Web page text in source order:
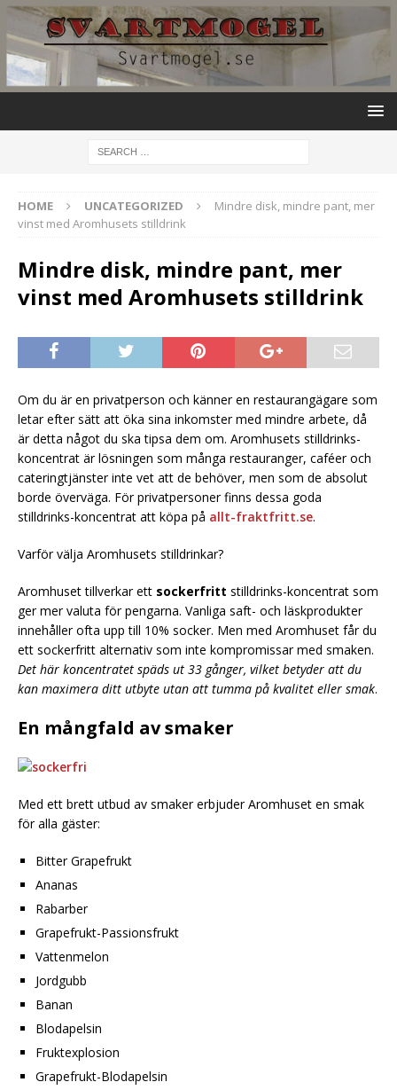
HOME UNCATEGORIZED
Mindre disk, mindre pant, mer
vinst med Aromhusets stilldrink
Mindre disk, mindre pant, mer
vinst med Aromhusets stilldrink
Om du är en privatperson och känner en restaurangägare som
letar efter sätt att öka sina inkomster med mindre arbete, då
är detta något du ska tipsa dem om. Aromhusets stilldrinks-
koncentrat är lösningen som många restauranger, caféer och
cateringtjänster inte vet att de behöver, men som de absolut
borde överväga. För privatpersoner finns dessa goda
stilldrinks-koncentrat att köpa på allt-fraktfritt.se.
Varför välja Aromhusets stilldrinkar?
Aromhuset tillverkar ett sockerfritt stilldrinks-koncentrat som
ger mer valuta för pengarna. Vanliga saft- och läskprodukter
innehåller ofta upp till 10% socker. Men med Aromhuset får du
ett sockerfritt alternativ som inte kompromissar med smaken.
Det här koncentratet späds ut 33 gånger, vilket betyder att du
kan maximera ditt utbyte utan att tumma på kvalitet eller smak.
En mångfald av smaker
Med ett brett utbud av smaker erbjuder Aromhuset en smak
för alla gäster:
Bitter Grapefrukt
Ananas
Rabarber
Grapefrukt-Passionsfrukt
Vattenmelon
Jordgubb
Banan
Blodapelsin
Fruktexplosion
Grapefrukt-Blodapelsin